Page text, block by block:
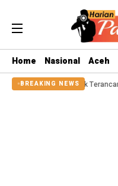
Home Nasional Aceh
BREAKING NEWS
Anak Terancam 15 Tahun